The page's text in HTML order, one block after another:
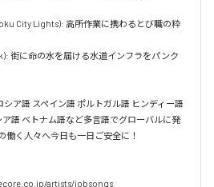
City Lights): 高所作業に携わるとび職の粋
街に命の水を届ける水道インフラをパンク
ア語 スペイン語 ポルトガル語 ヒンディー語
語 ベトナム語など多言語でグローバルに発
働く人々へ今日も一日ご安全に！
artists/jobsongs